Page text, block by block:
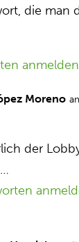
die man
anmelden
Moreno
der